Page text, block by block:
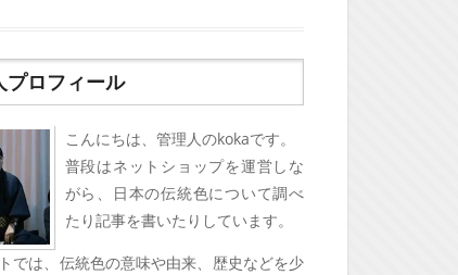
プロフィール
こんにちは、管理人のkokaです。
普段はネットショップを運営しな
がら、日本の伝統色について調べ
たり記事を書いたりしています。
では、伝統色の意味や由来、歴史などを少